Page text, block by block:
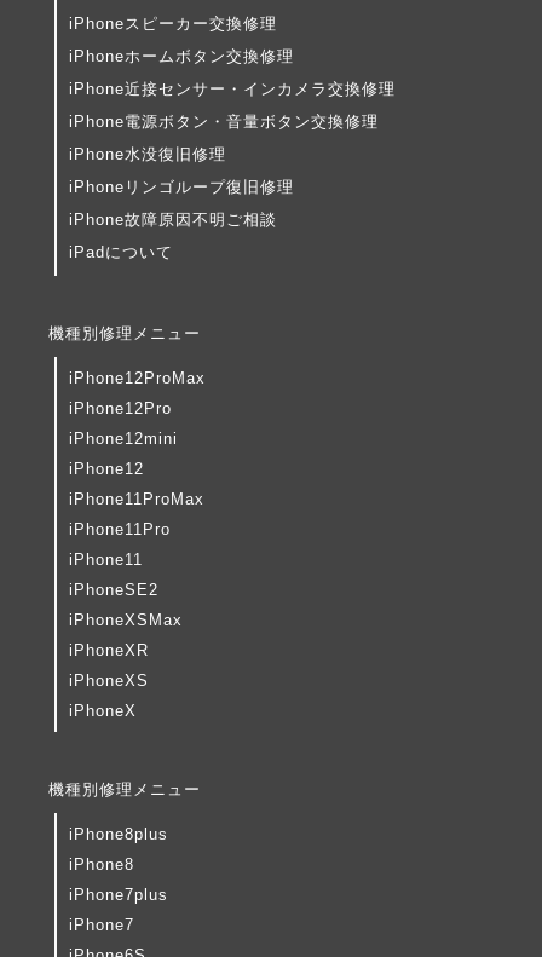
iPhoneスピーカー交換修理
iPhoneホームボタン交換修理
iPhone近接センサー・インカメラ交換修理
iPhone電源ボタン・音量ボタン交換修理
iPhone水没復旧修理
iPhoneリンゴループ復旧修理
iPhone故障原因不明ご相談
iPadについて
機種別修理メニュー
iPhone12ProMax
iPhone12Pro
iPhone12mini
iPhone12
iPhone11ProMax
iPhone11Pro
iPhone11
iPhoneSE2
iPhoneXSMax
iPhoneXR
iPhoneXS
iPhoneX
機種別修理メニュー
iPhone8plus
iPhone8
iPhone7plus
iPhone7